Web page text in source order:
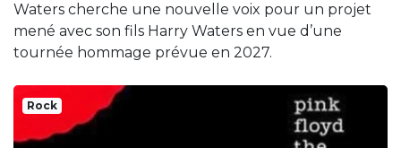
Waters cherche une nouvelle voix pour un projet
mené avec son fils Harry Waters en vue d’une
tournée hommage prévue en 2027.
Rock